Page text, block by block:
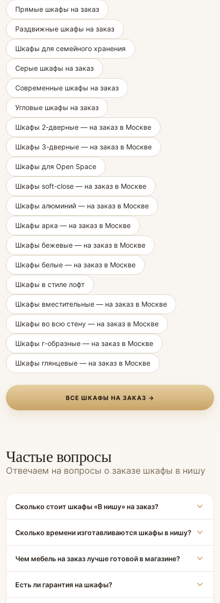
Прямые шкафы на заказ
Раздвижные шкафы на заказ
Шкафы для семейного хранения
Серые шкафы на заказ
Современные шкафы на заказ
Угловые шкафы на заказ
Шкафы 2-дверные — на заказ в Москве
Шкафы 3-дверные — на заказ в Москве
Шкафы для Open Space
Шкафы soft-close — на заказ в Москве
Шкафы алюминий — на заказ в Москве
Шкафы арка — на заказ в Москве
Шкафы бежевые — на заказ в Москве
Шкафы белые — на заказ в Москве
Шкафы в стиле лофт
Шкафы вместительные — на заказ в Москве
Шкафы во всю стену — на заказ в Москве
Шкафы г-образные — на заказ в Москве
Шкафы глянцевые — на заказ в Москве
ВСЕ ШКАФЫ НА ЗАКАЗ →
Частые вопросы
Отвечаем на вопросы о заказе шкафы в нишу
Сколько стоит шкафы «В нишу» на заказ?
Сколько времени изготавливаются шкафы в нишу?
Чем мебель на заказ лучше готовой в магазине?
Есть ли гарантия на шкафы?